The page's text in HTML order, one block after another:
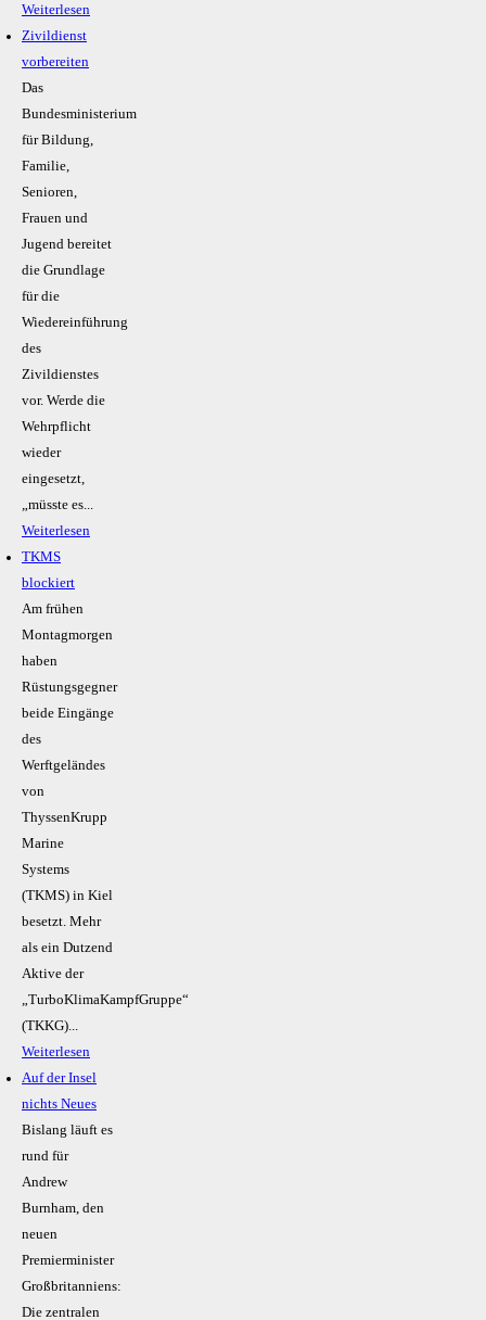
Weiterlesen
Zivildienst
vorbereiten
Das
Bundesministerium
für Bildung,
Familie,
Senioren,
Frauen und
Jugend bereitet
die Grundlage
für die
Wiedereinführung
des
Zivildienstes
vor. Werde die
Wehrpflicht
wieder
eingesetzt,
„müsste es...
Weiterlesen
TKMS
blockiert
Am frühen
Montagmorgen
haben
Rüstungsgegner
beide Eingänge
des
Werftgeländes
von
ThyssenKrupp
Marine
Systems
(TKMS) in Kiel
besetzt. Mehr
als ein Dutzend
Aktive der
„TurboKlimaKampfGruppe“
(TKKG)...
Weiterlesen
Auf der Insel
nichts Neues
Bislang läuft es
rund für
Andrew
Burnham, den
neuen
Premierminister
Großbritanniens:
Die zentralen